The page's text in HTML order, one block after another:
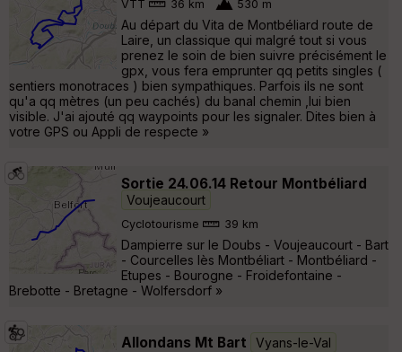
VTT 36 km 530 m
Au départ du Vita de Montbéliard route de
Laire, un classique qui malgré tout si vous
prenez le soin de bien suivre précisément le
gpx, vous fera emprunter qq petits singles (
sentiers monotraces ) bien sympathiques. Parfois ils ne sont
qu'a qq mètres (un peu cachés) du banal chemin ,lui bien
visible. J'ai ajouté qq waypoints pour les signaler. Dites bien à
votre GPS ou Appli de respecte »
Sortie 24.06.14 Retour Montbéliard
Voujeaucourt
Cyclotourisme 39 km
Dampierre sur le Doubs - Voujeaucourt - Bart
- Courcelles lès Montbéliart - Montbéliard -
Etupes - Bourogne - Froidefontaine -
Brebotte - Bretagne - Wolfersdorf »
Allondans Mt Bart Vyans-le-Val